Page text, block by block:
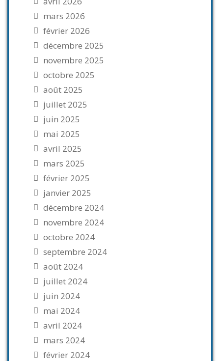
mars 2026
février 2026
décembre 2025
novembre 2025
octobre 2025
août 2025
juillet 2025
juin 2025
mai 2025
avril 2025
mars 2025
février 2025
janvier 2025
décembre 2024
novembre 2024
octobre 2024
septembre 2024
août 2024
juillet 2024
juin 2024
mai 2024
avril 2024
mars 2024
février 2024